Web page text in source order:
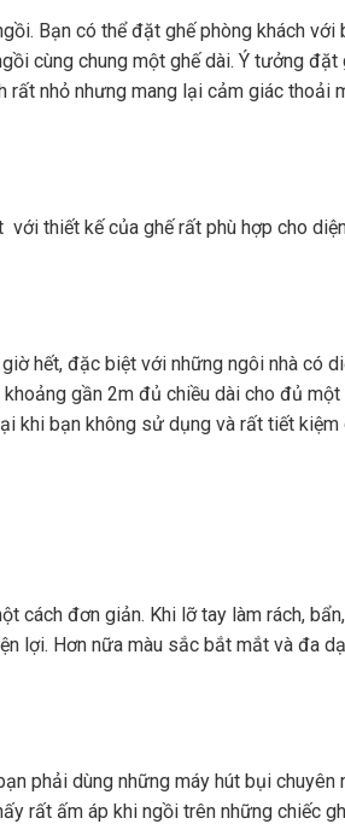
Bạn có thể đặt ghế phòng khách với
cùng chung một ghế dài. Ý tưởng đặt
rất nhỏ nhưng mang lại cảm giác thoải
thiết kế của ghế rất phù hợp cho
hết, đặc biệt với những ngôi nhà có
gần 2m đủ chiều dài cho đủ
khi bạn không sử dụng và rất tiết kiệm
cách đơn giản. Khi lỡ tay làm rách,
lợi. Hơn nữa màu sắc bắt mắt và đa
phải dùng những máy hút bụi chuyên
rất ấm áp khi ngồi trên những chiếc